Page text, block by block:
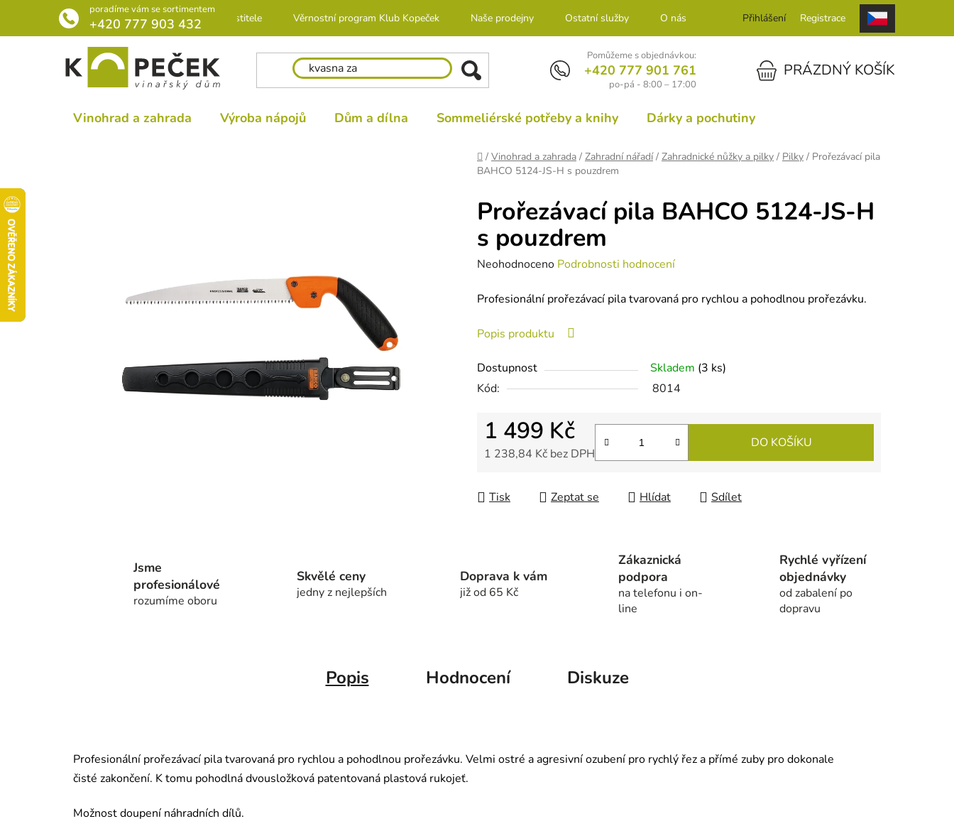
obsah
poradíme vám se sortimentem
+420 777 903 432Rádce pro pěstitele Věrnostní program Klub Kopeček Naše prodejny Ostatní služby O nás KontaktPřihlášení Registrace
Pomůžeme s objednávkou:
+420 777 901 761
po-pá - 8:00 – 17:00
NÁKUPNÍ KOŠÍKPRÁZDNÝ KOŠÍK
Vinohrad a zahrada Výroba nápojů Dům a dílna Sommeliérské potřeby a knihy Dárky a pochutiny
Domů
/ Vinohrad a zahrada / Zahradní nářadí / Zahradnické nůžky a pilky / Pilky / Prořezávací pila
BAHCO 5124-JS-H s pouzdrem
Prořezávací pila BAHCO 5124-JS-H
s pouzdrem
Průměrné
produktu
0,0
z
hvězdiček.
Neohodnoceno Podrobnosti hodnocení
Profesionální prořezávací pila tvarovaná pro rychlou a pohodlnou prořezávku.
Popis produktu
Dostupnost Skladem (3 ks)
Kód:
8014
1 499 Kč
1 238,84 Kč bez DPH
DO KOŠÍKU
Tisk Zeptat se Hlídat Sdílet
Jsme
profesionálové
rozumíme oboru
Skvělé ceny
jedny z nejlepších
Doprava k vám
již od 65 Kč
Zákaznická
podpora
na telefonu i on-
line
Rychlé vyřízení
objednávky
od zabalení po
dopravu
Popis Hodnocení Diskuze
Profesionální prořezávací pila tvarovaná pro rychlou a pohodlnou prořezávku. Velmi ostré a agresivní ozubení pro rychlý řez a přímé zuby pro dokonale
čisté zakončení. K tomu pohodlná dvousložková patentovaná plastová rukojeť.
Možnost doupení náhradních dílů.